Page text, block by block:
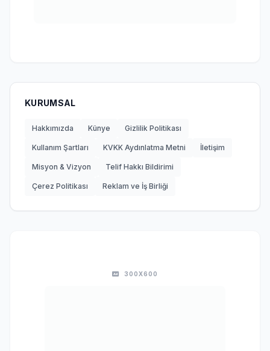
KURUMSAL
Hakkımızda Künye Gizlilik Politikası
Kullanım Şartları KVKK Aydınlatma Metni İletişim
Misyon & Vizyon Telif Hakkı Bildirimi
Çerez Politikası Reklam ve İş Birliği
300X600